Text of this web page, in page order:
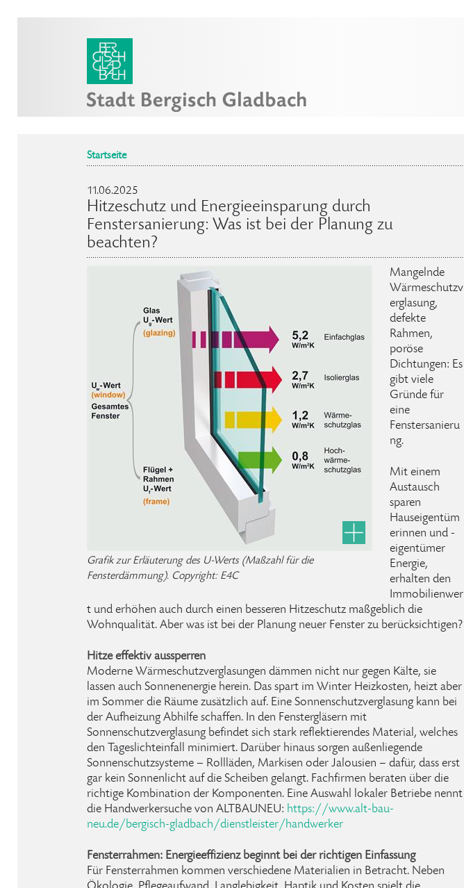
Startseite
11.06.2025
Hitzeschutz und Energieeinsparung durch
Fenstersanierung: Was ist bei der Planung zu
beachten?
Grafik zur Erläuterung des U-Werts (Maßzahl für die
Fensterdämmung). Copyright: E4C
Mangelnde
Wärmeschutzv
erglasung,
defekte
Rahmen,
poröse
Dichtungen: Es
gibt viele
Gründe für
eine
Fenstersanieru
ng.
Mit einem
Austausch
sparen
Hauseigentüm
erinnen und -
eigentümer
Energie,
erhalten den
Immobilienwer
t und erhöhen auch durch einen besseren Hitzeschutz maßgeblich die
Wohnqualität. Aber was ist bei der Planung neuer Fenster zu berücksichtigen?
Hitze effektiv aussperren
Moderne Wärmeschutzverglasungen dämmen nicht nur gegen Kälte, sie
lassen auch Sonnenenergie herein. Das spart im Winter Heizkosten, heizt aber
im Sommer die Räume zusätzlich auf. Eine Sonnenschutzverglasung kann bei
der Aufheizung Abhilfe schaffen. In den Fenstergläsern mit
Sonnenschutzverglasung befindet sich stark reflektierendes Material, welches
den Tageslichteinfall minimiert. Darüber hinaus sorgen außenliegende
Sonnenschutzsysteme – Rollläden, Markisen oder Jalousien – dafür, dass erst
gar kein Sonnenlicht auf die Scheiben gelangt. Fachfirmen beraten über die
richtige Kombination der Komponenten. Eine Auswahl lokaler Betriebe nennt
die Handwerkersuche von ALTBAUNEU: https://www.alt-bau-
neu.de/bergisch-gladbach/dienstleister/handwerker
Fensterrahmen: Energieeffizienz beginnt bei der richtigen Einfassung
Für Fensterrahmen kommen verschiedene Materialien in Betracht. Neben